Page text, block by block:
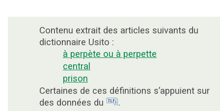
Contenu extrait des articles suivants du
dictionnaire Usito :
à perpète ou à perpette
central
prison
Certaines de ces définitions s’appuient sur
des données du
.